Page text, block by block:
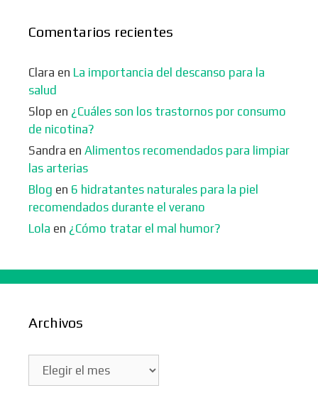
Comentarios recientes
Clara en La importancia del descanso para la
salud
Slop en ¿Cuáles son los trastornos por consumo
de nicotina?
Sandra en Alimentos recomendados para limpiar
las arterias
Blog en 6 hidratantes naturales para la piel
recomendados durante el verano
Lola en ¿Cómo tratar el mal humor?
Archivos
Archivos